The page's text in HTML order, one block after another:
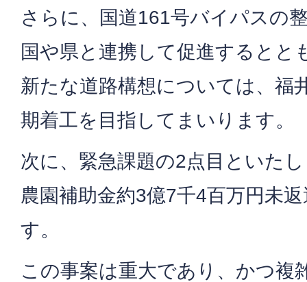
さらに、国道161号バイパスの
国や県と連携して促進するとと
新たな道路構想については、福
期着工を目指してまいります。
次に、緊急課題の2点目といた
農園補助金約3億7千4百万円未
す。
この事案は重大であり、かつ複